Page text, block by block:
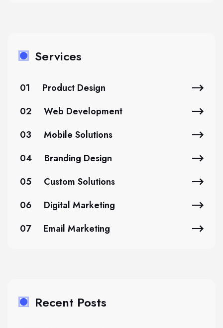
Services
01
Product Design
02
Web Development
03
Mobile Solutions
04
Branding Design
05
Custom Solutions
06
Digital Marketing
07
Email Marketing
Recent Posts